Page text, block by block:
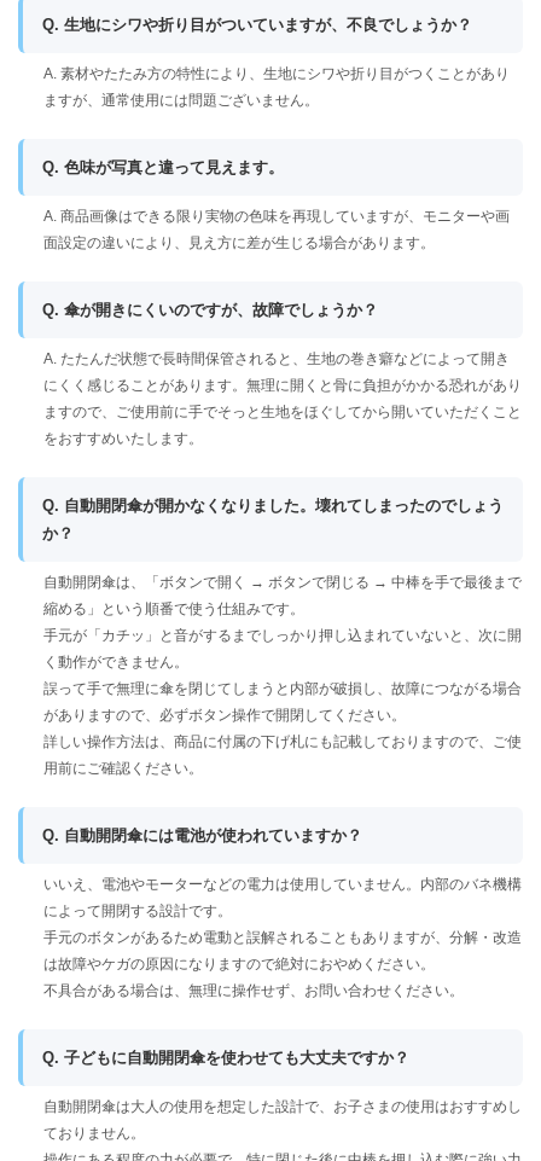
Q. 生地にシワや折り目がついていますが、不良でしょうか？
A. 素材やたたみ方の特性により、生地にシワや折り目がつくことがあり
ますが、通常使用には問題ございません。
Q. 色味が写真と違って見えます。
A. 商品画像はできる限り実物の色味を再現していますが、モニターや画
面設定の違いにより、見え方に差が生じる場合があります。
Q. 傘が開きにくいのですが、故障でしょうか？
A. たたんだ状態で長時間保管されると、生地の巻き癖などによって開き
にくく感じることがあります。無理に開くと骨に負担がかかる恐れがあり
ますので、ご使用前に手でそっと生地をほぐしてから開いていただくこと
をおすすめいたします。
Q. 自動開閉傘が開かなくなりました。壊れてしまったのでしょう
か？
自動開閉傘は、「ボタンで開く → ボタンで閉じる → 中棒を手で最後まで
縮める」という順番で使う仕組みです。
手元が「カチッ」と音がするまでしっかり押し込まれていないと、次に開
く動作ができません。
誤って手で無理に傘を閉じてしまうと内部が破損し、故障につながる場合
がありますので、必ずボタン操作で開閉してください。
詳しい操作方法は、商品に付属の下げ札にも記載しておりますので、ご使
用前にご確認ください。
Q. 自動開閉傘には電池が使われていますか？
いいえ、電池やモーターなどの電力は使用していません。内部のバネ機構
によって開閉する設計です。
手元のボタンがあるため電動と誤解されることもありますが、分解・改造
は故障やケガの原因になりますので絶対におやめください。
不具合がある場合は、無理に操作せず、お問い合わせください。
Q. 子どもに自動開閉傘を使わせても大丈夫ですか？
自動開閉傘は大人の使用を想定した設計で、お子さまの使用はおすすめし
ておりません。